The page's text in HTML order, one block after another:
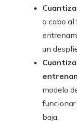
a cabo al
un
modelo
baja.